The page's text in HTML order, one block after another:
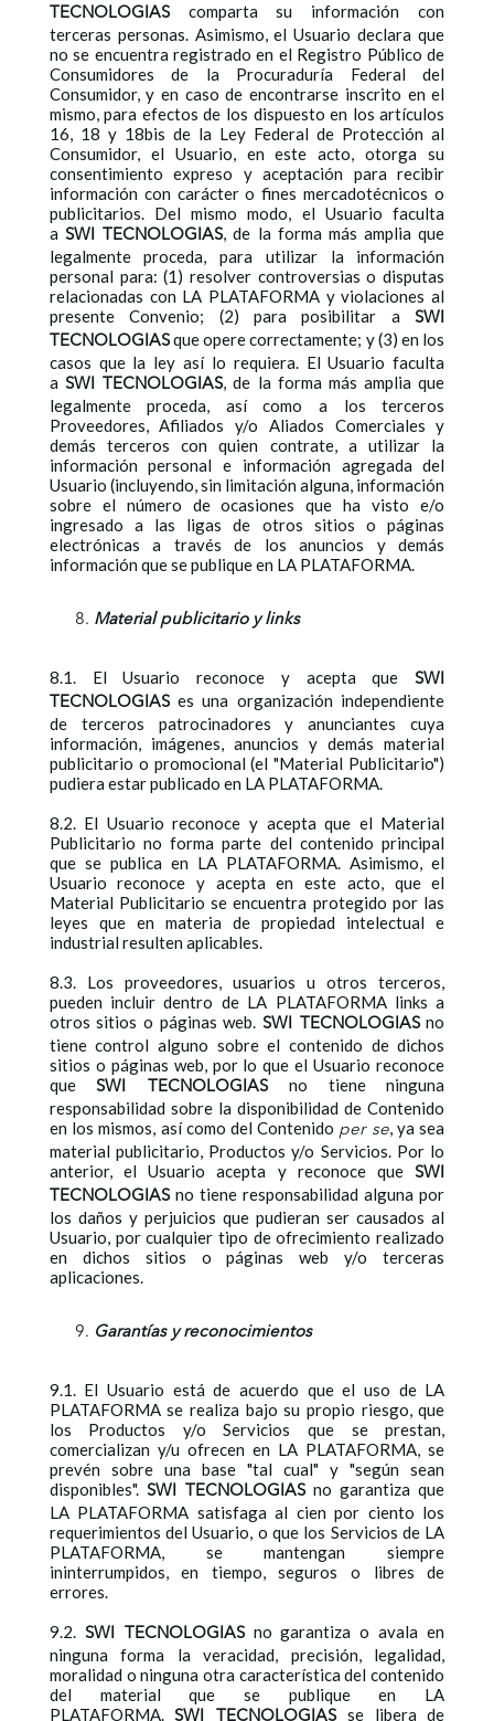
TECNOLOGIAScomparta su información con
terceras personas. Asimismo, el Usuario declara que
no se encuentra registrado en el Registro Público de
Consumidores de la Procuraduría Federal del
Consumidor, y en caso de encontrarse inscrito en el
mismo, para efectos de los dispuesto en los artículos
16, 18 y 18bis de la Ley Federal de Protección al
Consumidor, el Usuario, en este acto, otorga su
consentimiento expreso y aceptación para recibir
información con carácter o fines mercadotécnicos o
publicitarios. Del mismo modo, el Usuario faculta
a SWI TECNOLOGIAS, de la forma más amplia que
legalmente proceda, para utilizar la información
personal para: (1) resolver controversias o disputas
relacionadas con LA PLATAFORMA y violaciones al
presente Convenio; (2) para posibilitar aSWI
TECNOLOGIASque opere correctamente; y (3) en los
casos que la ley así lo requiera. El Usuario faculta
a SWI TECNOLOGIAS, de la forma más amplia que
legalmente proceda, así como a los terceros
Proveedores, Afiliados y/o Aliados Comerciales y
demás terceros con quien contrate, a utilizar la
información personal e información agregada del
Usuario (incluyendo, sin limitación alguna, información
sobre el número de ocasiones que ha visto e/o
ingresado a las ligas de otros sitios o páginas
electrónicas a través de los anuncios y demás
información que se publique en LA PLATAFORMA.
Material publicitario y links
8.1. El Usuario reconoce y acepta queSWI
TECNOLOGIASes una organización independiente
de terceros patrocinadores y anunciantes cuya
información, imágenes, anuncios y demás material
publicitario o promocional (el "Material Publicitario")
pudiera estar publicado en LA PLATAFORMA.
8.2. El Usuario reconoce y acepta que el Material
Publicitario no forma parte del contenido principal
que se publica en LA PLATAFORMA. Asimismo, el
Usuario reconoce y acepta en este acto, que el
Material Publicitario se encuentra protegido por las
leyes que en materia de propiedad intelectual e
industrial resulten aplicables.
8.3. Los proveedores, usuarios u otros terceros,
pueden incluir dentro de LA PLATAFORMA links a
otros sitios o páginas web. SWI TECNOLOGIASno
tiene control alguno sobre el contenido de dichos
sitios o páginas web, por lo que el Usuario reconoce
queSWI TECNOLOGIASno tiene ninguna
responsabilidad sobre la disponibilidad de Contenido
en los mismos, así como del Contenido per se, ya sea
material publicitario, Productos y/o Servicios. Por lo
anterior, el Usuario acepta y reconoce queSWI
TECNOLOGIASno tiene responsabilidad alguna por
los daños y perjuicios que pudieran ser causados al
Usuario, por cualquier tipo de ofrecimiento realizado
en dichos sitios o páginas web y/o terceras
aplicaciones.
Garantías y reconocimientos
9.1. El Usuario está de acuerdo que el uso de LA
PLATAFORMA se realiza bajo su propio riesgo, que
los Productos y/o Servicios que se prestan,
comercializan y/u ofrecen en LA PLATAFORMA, se
prevén sobre una base "tal cual" y "según sean
disponibles". SWI TECNOLOGIASno garantiza que
LA PLATAFORMA satisfaga al cien por ciento los
requerimientos del Usuario, o que los Servicios de LA
PLATAFORMA, se mantengan siempre
ininterrumpidos, en tiempo, seguros o libres de
errores.
9.2. SWI TECNOLOGIASno garantiza o avala en
ninguna forma la veracidad, precisión, legalidad,
moralidad o ninguna otra característica del contenido
del material que se publique en LA
PLATAFORMA.SWI TECNOLOGIASse libera de